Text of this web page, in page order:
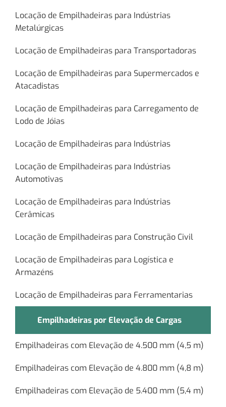
Locação de Empilhadeiras para Indústrias
Metalúrgicas
Locação de Empilhadeiras para Transportadoras
Locação de Empilhadeiras para Supermercados e
Atacadistas
Locação de Empilhadeiras para Carregamento de
Lodo de Jóias
Locação de Empilhadeiras para Indústrias
Locação de Empilhadeiras para Indústrias
Automotivas
Locação de Empilhadeiras para Indústrias
Cerâmicas
Locação de Empilhadeiras para Construção Civil
Locação de Empilhadeiras para Logística e
Armazéns
Locação de Empilhadeiras para Ferramentarias
Empilhadeiras por Elevação de Cargas
Empilhadeiras com Elevação de 4.500 mm (4,5 m)
Empilhadeiras com Elevação de 4.800 mm (4,8 m)
Empilhadeiras com Elevação de 5.400 mm (5,4 m)